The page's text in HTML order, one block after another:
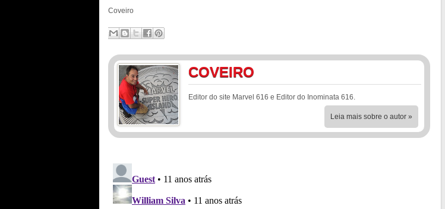
Coveiro
COVEIRO
Editor do site Marvel 616 e Editor do Inominata 616.
Leia mais sobre o autor »